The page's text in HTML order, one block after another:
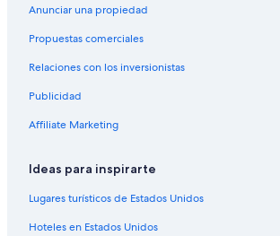
Hoteles con estacionamiento en Diamante
Hoteles en Diamante
Villas en Diamante
Casas de huéspedes en Bahía Puerto Marqués
Hoteles de ski en Bahía Puerto Marqués
Hoteles de lujo en Bahía Puerto Marqués
Hoteles baratos en Bahía Puerto Marqués
Anunciar una propiedad
Propuestas comerciales
Relaciones con los inversionistas
Publicidad
Affiliate Marketing
Ideas para inspirarte
Lugares turísticos de Estados Unidos
Hoteles en Estados Unidos